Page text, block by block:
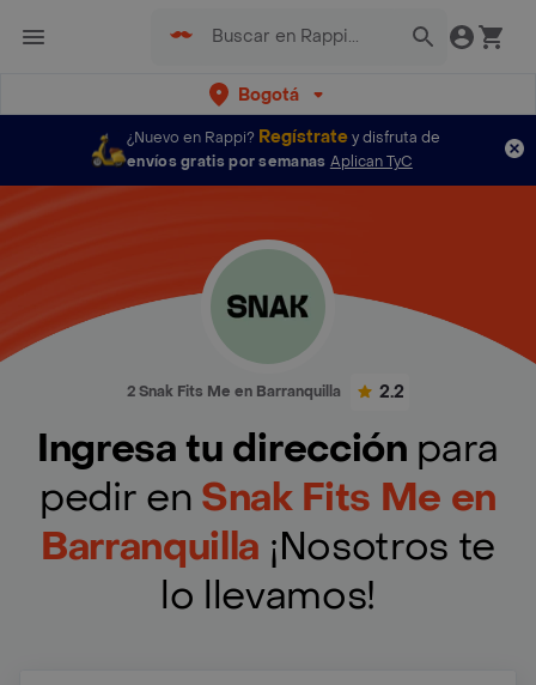
Bogotá
¿Nuevo en Rappi? Regístratey disfruta de
envíos gratis por semanas Aplican TyC
2 Snak Fits Me en Barranquilla 2.2
Ingresa tu dirección para
pedir en Snak Fits Me en
Barranquilla ¡Nosotros te
lo llevamos!